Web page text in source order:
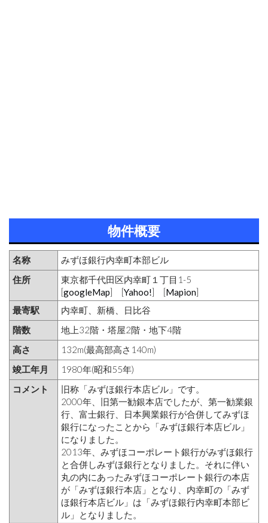
物件概要
名称
みずほ銀行内幸町本部ビル
住所
東京都千代田区内幸町１丁目1-5
[googleMap] [Yahoo!] [Mapion]
最寄駅
内幸町、新橋、日比谷
階数
地上32階・塔屋2階・地下4階
高さ
132m(最高部高さ140m)
竣工年月
1980年(昭和55年)
コメント
旧称「みずほ銀行本店ビル」です。
2000年、旧第一勧銀本店でしたが、第一勧業銀
行、富士銀行、日本興業銀行が合併してみずほ
銀行になったことから「みずほ銀行本店ビル」
になりました。
2013年、みずほコーポレート銀行がみずほ銀行
と合併しみずほ銀行となりました。それに伴い
丸の内にあったみずほコーポレート銀行の本店
が「みずほ銀行本店」となり、内幸町の「みず
ほ銀行本店ビル」は「みずほ銀行内幸町本部ビ
ル」となりました。